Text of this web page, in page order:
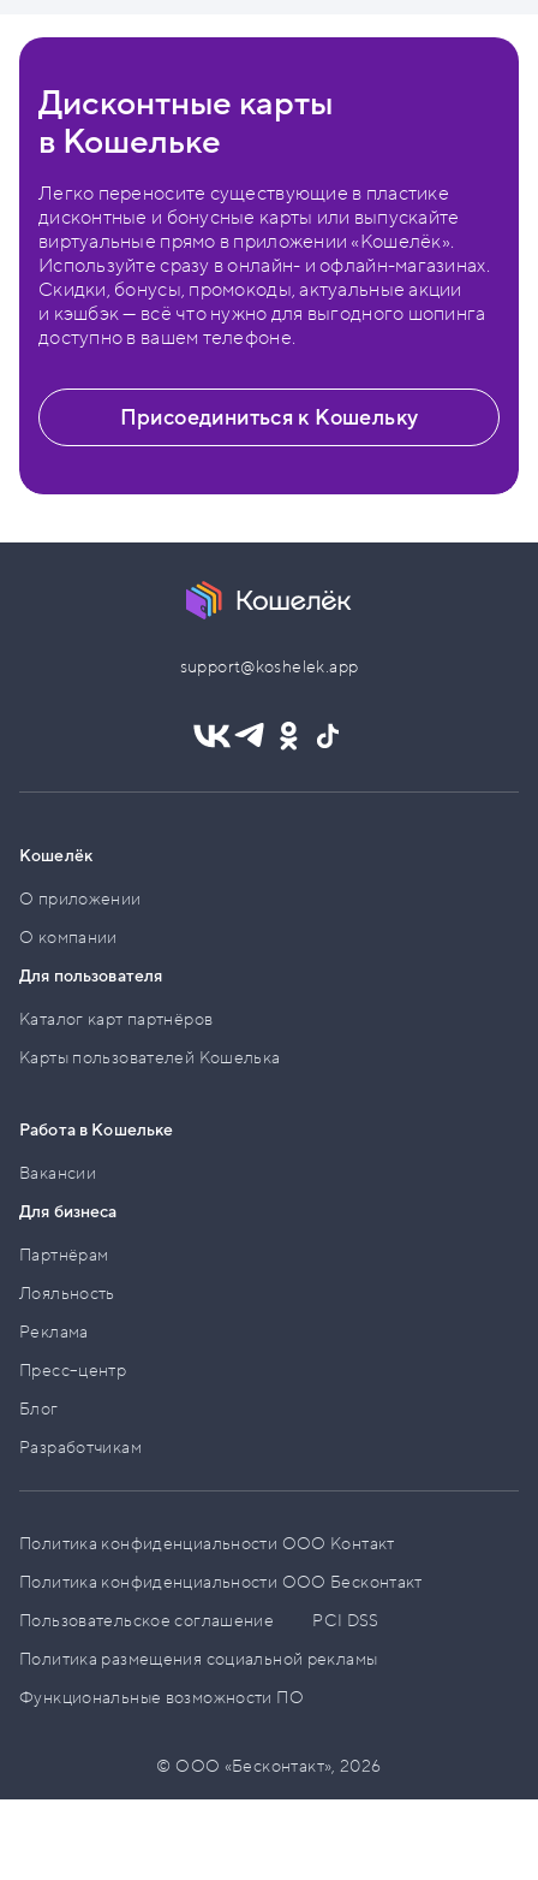
Дисконтные карты
в Кошельке
Легко переносите существующие в пластике
дисконтные и бонусные карты или выпускайте
виртуальные прямо в приложении «Кошелёк».
Используйте сразу в онлайн- и офлайн-магазинах.
Скидки, бонусы, промокоды, актуальные акции
и кэшбэк — всё что нужно для выгодного шопинга
доступно в вашем телефоне.
Присоединиться к Кошельку
support@koshelek.app
Кошелёк
О приложении
О компании
Для пользователя
Каталог карт партнёров
Карты пользователей Кошелька
Работа в Кошельке
Вакансии
Для бизнеса
Партнёрам
Лояльность
Реклама
Пресс–центр
Блог
Разработчикам
Политика конфиденциальности ООО Контакт
Политика конфиденциальности ООО Бесконтакт
Пользовательское соглашение
PCI DSS
Политика размещения социальной рекламы
Функциональные возможности ПО
© ООО «Бесконтакт»,2026